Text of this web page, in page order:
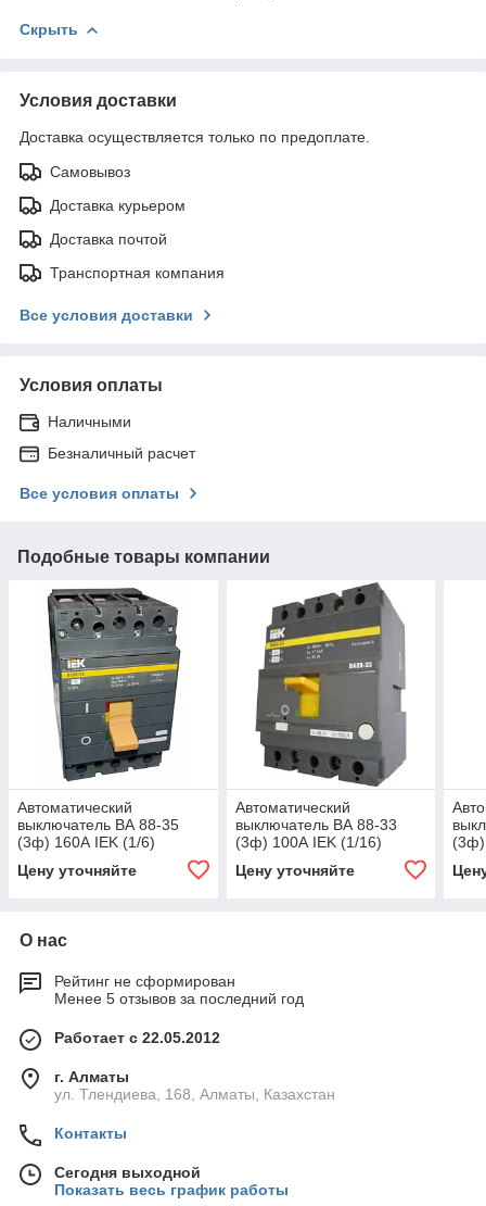
Скрыть
Условия доставки
Доставка осуществляется только по предоплате.
Самовывоз
Доставка курьером
Доставка почтой
Транспортная компания
Все условия доставки
Условия оплаты
Наличными
Безналичный расчет
Все условия оплаты
Подобные товары компании
Автоматический
выключатель ВА 88-35
(3ф) 160А IEK (1/6)
Цену уточняйте
Автоматический
выключатель ВА 88-33
(3ф) 100А IEK (1/16)
Цену уточняйте
(3ф)
О нас
Рейтинг не сформирован
Менее 5 отзывов за последний год
Работает с 22.05.2012
г. Алматы
ул. Тлендиева, 168, Алматы, Казахстан
Контакты
Сегодня выходной
Показать весь график работы